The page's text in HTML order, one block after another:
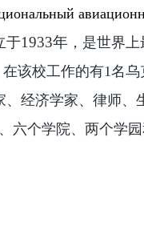
于1933年 ，是世界
在该校工作的有1名
、经济学家、律师
六个学院、两个学